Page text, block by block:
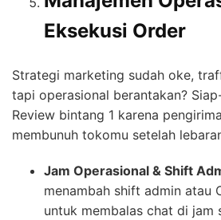
Eksekusi Order
Strategi marketing sudah oke,
tapi operasional berantakan?
Review bintang 1 karena
membunuh tokomu setelah
Jam Operasional & Shift
menambah shift admin atau
untuk membalas chat di jam